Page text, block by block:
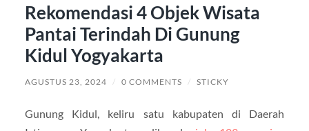
Rekomendasi 4 Objek Wisata
Pantai Terindah Di Gunung
Kidul Yogyakarta
AGUSTUS 23, 2024 / 0 COMMENTS / STICKY
Gunung Kidul, keliru satu kabupaten di Daerah